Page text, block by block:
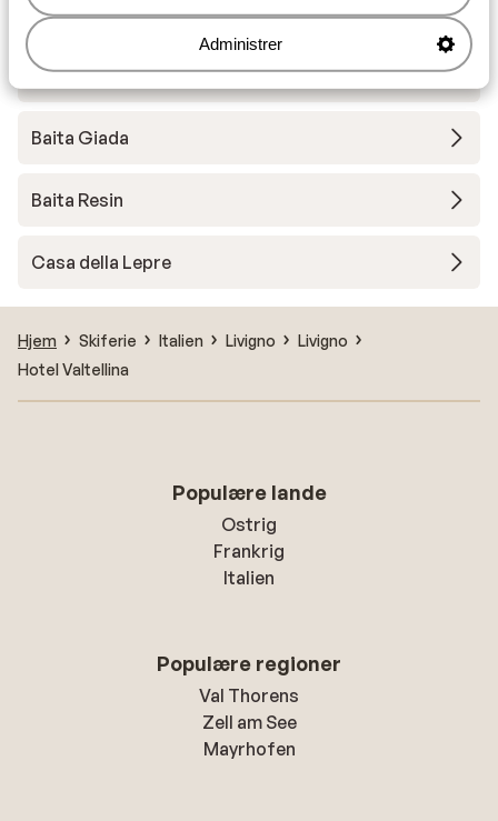
Administrer
Apartment Trifoglio
Bait dal Cucu
Baita Giada
Baita Resin
Casa della Lepre
Hjem Skiferie Italien Livigno
Livigno
Hotel Valtellina
Populære lande
Ostrig
Frankrig
Italien
Populære regioner
Val Thorens
Zell am See
Mayrhofen